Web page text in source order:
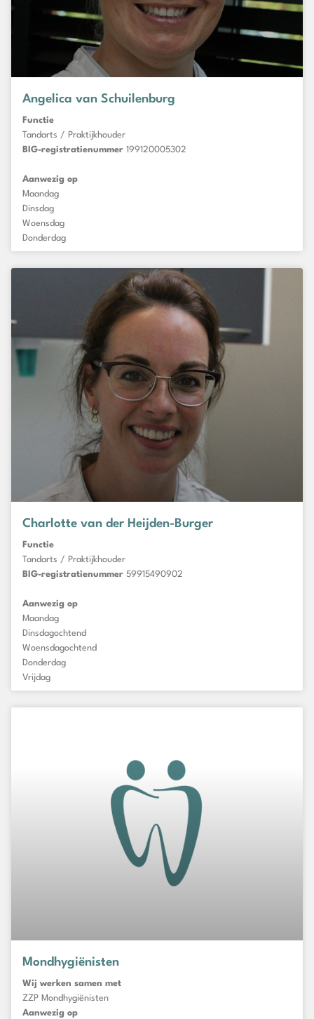
Angelica van Schuilenburg
Functie
Tandarts / Praktijkhouder
BIG-registratienummer 199120005302
Aanwezig op
Maandag
Dinsdag
Woensdag
Donderdag
Charlotte van der Heijden-Burger
Functie
Tandarts / Praktijkhouder
BIG-registratienummer 59915490902
Aanwezig op
Maandag
Dinsdagochtend
Woensdagochtend
Donderdag
Vrijdag
Mondhygiënisten
Wij werken samen met
ZZP Mondhygiënisten
Aanwezig op